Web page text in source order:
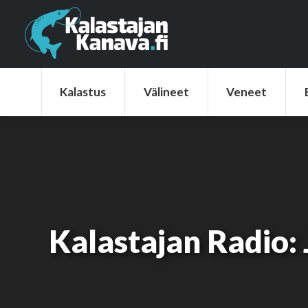
Kalastus Välineet Veneet
Kalastajan
Kalastus Välineet